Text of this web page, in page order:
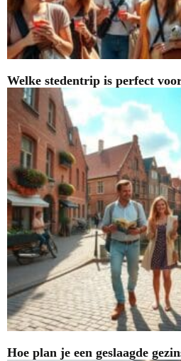
Welke stedentrip is perfect
Hoe plan je een geslaagde